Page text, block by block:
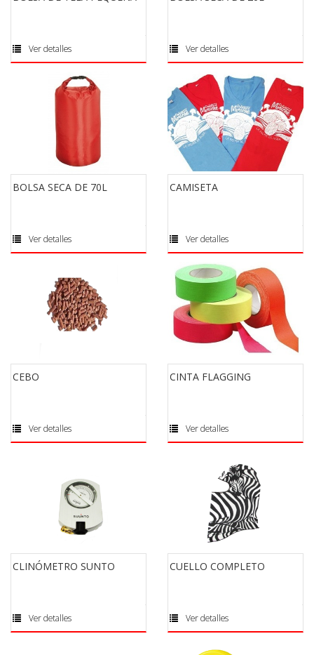
Ver detalles Ver detalles
BOLSA SECA DE 70L
Ver detalles
CAMISETA
Ver detalles
CEBO
Ver detalles
CINTA FLAGGING
Ver detalles
CLINÓMETRO SUNTO
Ver detalles
CUELLO COMPLETO
Ver detalles